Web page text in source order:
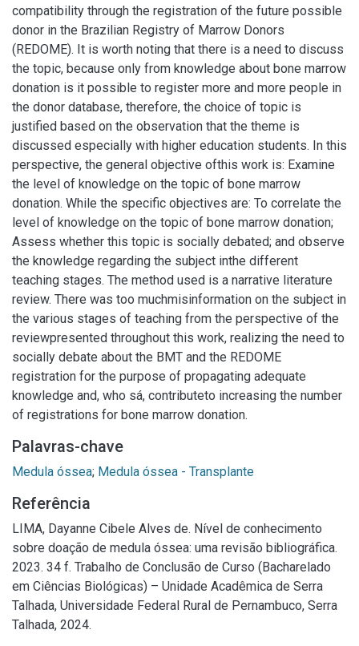
compatibility through the registration of the future possible
donor in the Brazilian Registry of Marrow Donors
(REDOME). It is worth noting that there is a need to discuss
the topic, because only from knowledge about bone marrow
donation is it possible to register more and more people in
the donor database, therefore, the choice of topic is
justified based on the observation that the theme is
discussed especially with higher education students. In this
perspective, the general objective ofthis work is: Examine
the level of knowledge on the topic of bone marrow
donation. While the specific objectives are: To correlate the
level of knowledge on the topic of bone marrow donation;
Assess whether this topic is socially debated; and observe
the knowledge regarding the subject inthe different
teaching stages. The method used is a narrative literature
review. There was too muchmisinformation on the subject in
the various stages of teaching from the perspective of the
reviewpresented throughout this work, realizing the need to
socially debate about the BMT and the REDOME
registration for the purpose of propagating adequate
knowledge and, who sá, contributeto increasing the number
of registrations for bone marrow donation.
Palavras-chave
Medula óssea; Medula óssea - Transplante
Referência
LIMA, Dayanne Cibele Alves de. Nível de conhecimento
sobre doação de medula óssea: uma revisão bibliográfica.
2023. 34 f. Trabalho de Conclusão de Curso (Bacharelado
em Ciências Biológicas) – Unidade Acadêmica de Serra
Talhada, Universidade Federal Rural de Pernambuco, Serra
Talhada, 2024.